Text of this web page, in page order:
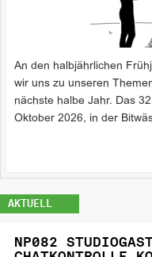
An den halbjährlichen
wir uns zu unseren
nächste halbe Jahr. Das
Oktober 2026, in der
AKTUELL
NP082